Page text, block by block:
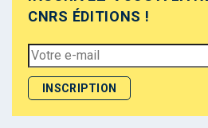
CNRS ÉDITIONS !